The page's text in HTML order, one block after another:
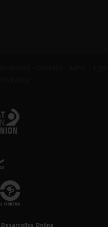
Desarrollos Online